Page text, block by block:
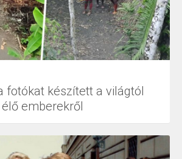
fotókat készített a világtól
emberekről